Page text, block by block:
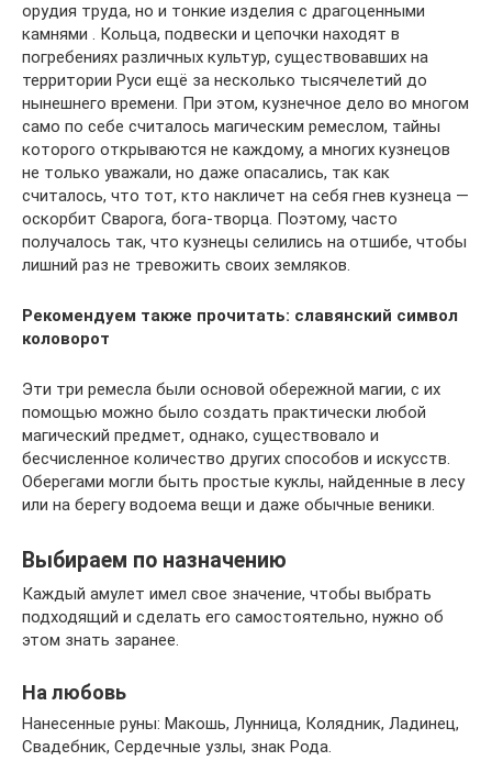
орудия труда, но и тонкие изделия с драгоценными
камнями . Кольца, подвески и цепочки находят в
погребениях различных культур, существовавших на
территории Руси ещё за несколько тысячелетий до
нынешнего времени. При этом, кузнечное дело во многом
само по себе считалось магическим ремеслом, тайны
которого открываются не каждому, а многих кузнецов
не только уважали, но даже опасались, так как
считалось, что тот, кто накличет на себя гнев кузнеца —
оскорбит Сварога, бога-творца. Поэтому, часто
получалось так, что кузнецы селились на отшибе, чтобы
лишний раз не тревожить своих земляков.
Рекомендуем также прочитать: славянский символ
коловорот
Эти три ремесла были основой обережной магии, с их
помощью можно было создать практически любой
магический предмет, однако, существовало и
бесчисленное количество других способов и искусств.
Оберегами могли быть простые куклы, найденные в лесу
или на берегу водоема вещи и даже обычные веники.
Выбираем по назначению
Каждый амулет имел свое значение, чтобы выбрать
подходящий и сделать его самостоятельно, нужно об
этом знать заранее.
На любовь
Нанесенные руны: Макошь, Лунница, Колядник, Ладинец,
Свадебник, Сердечные узлы, знак Рода.